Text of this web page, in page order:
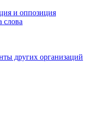
и оппозиция
слова
других организаций